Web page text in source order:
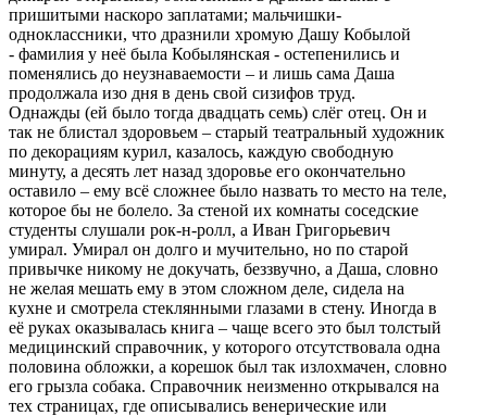
пришитыми наскоро заплатами; мальчишки-
одноклассники, что дразнили хромую Дашу Кобылой
- фамилия у неё была Кобылянская - остепенились и
поменялись до неузнаваемости – и лишь сама Даша
продолжала изо дня в день свой сизифов труд.
Однажды (ей было тогда двадцать семь) слёг отец. Он и
так не блистал здоровьем – старый театральный художник
по декорациям курил, казалось, каждую свободную
минуту, а десять лет назад здоровье его окончательно
оставило – ему всё сложнее было назвать то место на теле,
которое бы не болело. За стеной их комнаты соседские
студенты слушали рок-н-ролл, а Иван Григорьевич
умирал. Умирал он долго и мучительно, но по старой
привычке никому не докучать, беззвучно, а Даша, словно
не желая мешать ему в этом сложном деле, сидела на
кухне и смотрела стеклянными глазами в стену. Иногда в
её руках оказывалась книга – чаще всего это был толстый
медицинский справочник, у которого отсутствовала одна
половина обложки, а корешок был так излохмачен, словно
его грызла собака. Справочник неизменно открывался на
тех страницах, где описывались венерические или